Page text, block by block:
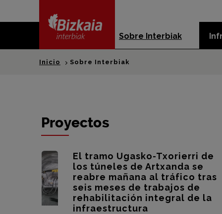
content
Sobre Interbiak
Inicio Sobre Interbiak
Proyectos
El tramo Ugasko-Txorierri de
los túneles de Artxanda se
reabre mañana al tráfico tras
seis meses de trabajos de
rehabilitación integral de la
infraestructura